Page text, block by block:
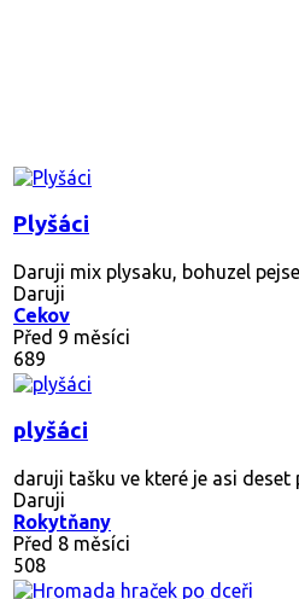
Plyšáci
Daruji mix plysaku, bohuzel
Daruji
Cekov
Před 9 měsíci
689
plyšáci
daruji tašku ve které je asi deset
Daruji
Rokytňany
Před 8 měsíci
508